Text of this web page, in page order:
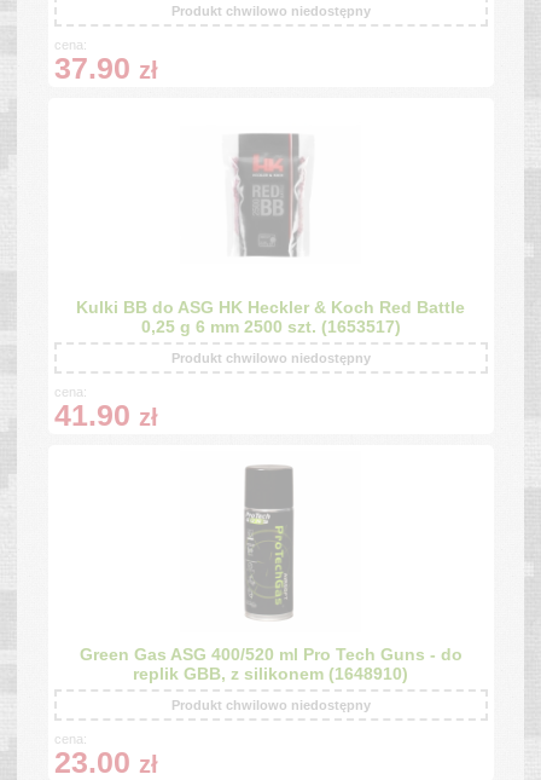
Produkt chwilowo niedostępny
cena:
37.90 zł
Kulki BB do ASG HK Heckler & Koch Red Battle
0,25 g 6 mm 2500 szt. (1653517)
Produkt chwilowo niedostępny
cena:
41.90 zł
Green Gas ASG 400/520 ml Pro Tech Guns - do
replik GBB, z silikonem (1648910)
Produkt chwilowo niedostępny
cena:
23.00 zł